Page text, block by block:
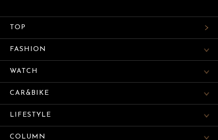
TOP
FASHION
WATCH
CAR&BIKE
LIFESTYLE
COLUMN